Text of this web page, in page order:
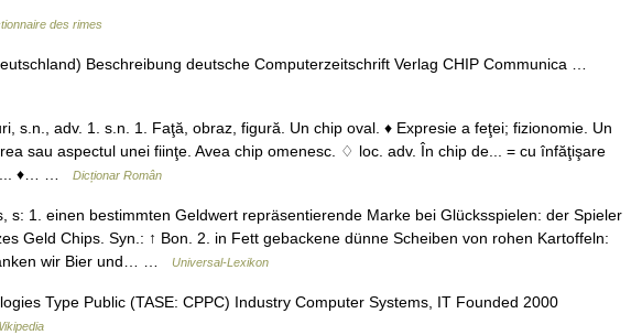
des rimes
Beschreibung deutsche Computerzeitschrift Verlag CHIP Communica …
s.n., adv. 1. s.n. 1. Faţă, obraz, figură. Un chip oval. ♦ Expresie a feţei; fizionomie. Un
sau aspectul unei fiinţe. Avea chip omenesc. ♢ loc. adv. În chip de... = cu înfăţişare
♦… …
Dicționar Român
s: 1. einen bestimmten Geldwert repräsentierende Marke bei Glücksspielen: der Spieler
Geld Chips. Syn.: ↑ Bon. 2. in Fett gebackene dünne Scheiben von rohen Kartoffeln:
wir Bier und… …
Universal-Lexikon
Type Public (TASE: CPPC) Industry Computer Systems, IT Founded 2000